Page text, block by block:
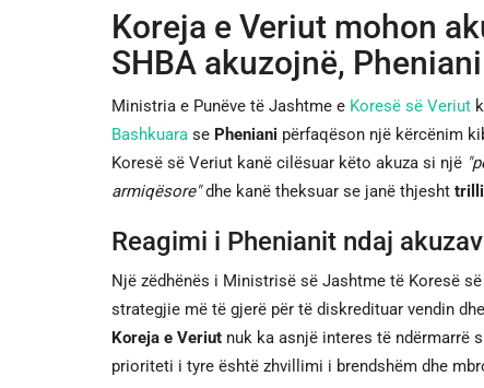
Koreja e Veriut mohon
SHBA akuzojnë,
Ministria e Punëve të Jashtme e Koresë së Veriut
Bashkuara se Pheniani përfaqëson një kërcënim
Koresë së Veriut kanë cilësuar këto akuza si një
armiqësore"dhe kanë theksuar se janë thjesht
Reagimi i Phenianit ndaj
Një zëdhënës i Ministrisë së Jashtme të Koresë
strategjie më të gjerë për të diskredituar vendin
Koreja e Veriut nuk ka asnjë interes të ndërmarrë
prioriteti i tyre është zhvillimi i brendshëm dhe